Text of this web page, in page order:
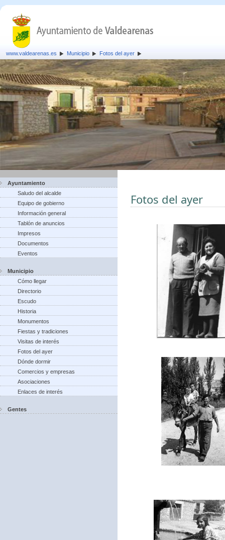
www.valdearenas.es Municipio Fotos del ayer
Ayuntamiento
Saludo del alcalde
Equipo de gobierno
Información general
Tablón de anuncios
Impresos
Documentos
Eventos
Municipio
Cómo llegar
Directorio
Escudo
Historia
Monumentos
Fiestas y tradiciones
Visitas de interés
Fotos del ayer
Dónde dormir
Comercios y empresas
Asociaciones
Enlaces de interés
Gentes
Fotos del ayer